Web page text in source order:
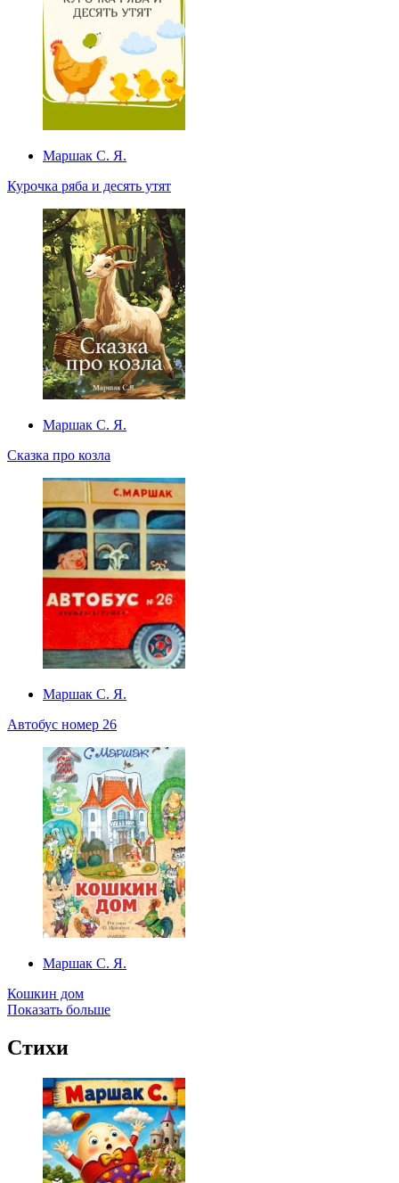
Маршак С. Я.
Курочка ряба и десять утят
Маршак С. Я.
Сказка про козла
Маршак С. Я.
Автобус номер 26
Маршак С. Я.
Кошкин дом
Показать больше
Стихи